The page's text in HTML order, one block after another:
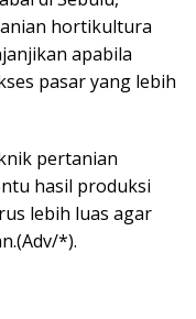
hortikultura
apabila
pasar yang lebih
pertanian
hasil produksi
lebih luas agar
*).